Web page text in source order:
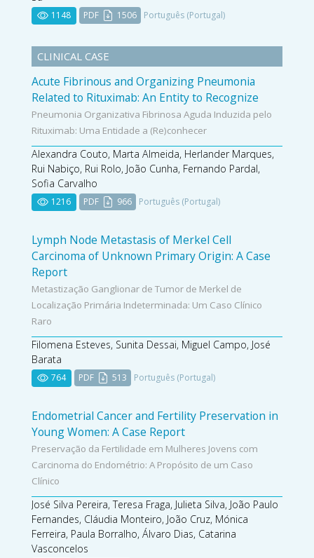
1148 PDF 1506 Português (Portugal)
CLINICAL CASE
Acute Fibrinous and Organizing Pneumonia
Related to Rituximab: An Entity to Recognize
Pneumonia Organizativa Fibrinosa Aguda Induzida pelo
Rituximab: Uma Entidade a (Re)conhecer
Alexandra Couto, Marta Almeida, Herlander Marques,
Rui Nabiço, Rui Rolo, João Cunha, Fernando Pardal,
Sofia Carvalho
1216 PDF 966 Português (Portugal)
Lymph Node Metastasis of Merkel Cell
Carcinoma of Unknown Primary Origin: A Case
Report
Metastização Ganglionar de Tumor de Merkel de
Localização Primária Indeterminada: Um Caso Clínico
Raro
Filomena Esteves, Sunita Dessai, Miguel Campo, José
Barata
764 PDF 513 Português (Portugal)
Endometrial Cancer and Fertility Preservation in
Young Women: A Case Report
Preservação da Fertilidade em Mulheres Jovens com
Carcinoma do Endométrio: A Propósito de um Caso
Clínico
José Silva Pereira, Teresa Fraga, Julieta Silva, João Paulo
Fernandes, Cláudia Monteiro, João Cruz, Mónica
Ferreira, Paula Borralho, Álvaro Dias, Catarina
Vasconcelos